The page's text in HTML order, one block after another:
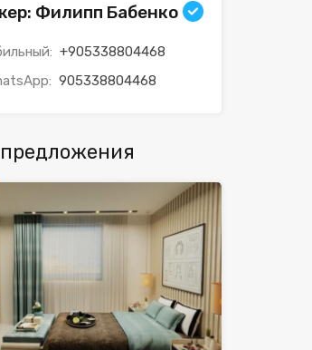
Филипп Бабенко
+905338804468
905338804468